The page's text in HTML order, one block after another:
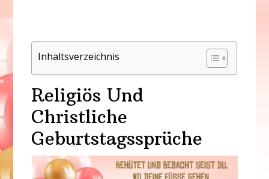
Inhaltsverzeichnis
Religiös Und
Christliche
Geburtstagssprüche